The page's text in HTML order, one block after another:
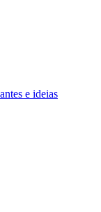
e ideias